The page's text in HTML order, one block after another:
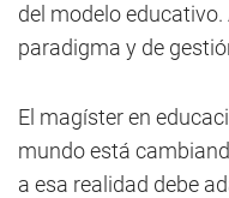
del modelo
paradigma y de
El magíster en
mundo está
a esa realidad debe